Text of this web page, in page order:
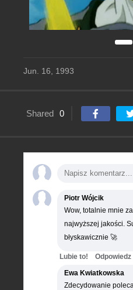
Jun. 16, 1993
Shared 0
Piotr Wójcik
Wow, totalnie mnie
najwyższej jakości.
błyskawicznie 🚀
Lubie to! Odpowiedz
Ewa Kwiatkowska
Zdecydowanie